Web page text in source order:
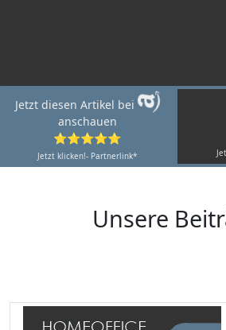
Jetzt diesen Artikel bei
anschauen
⭐⭐⭐⭐⭐
Jetzt klicken!- Partnerlink*
Unsere